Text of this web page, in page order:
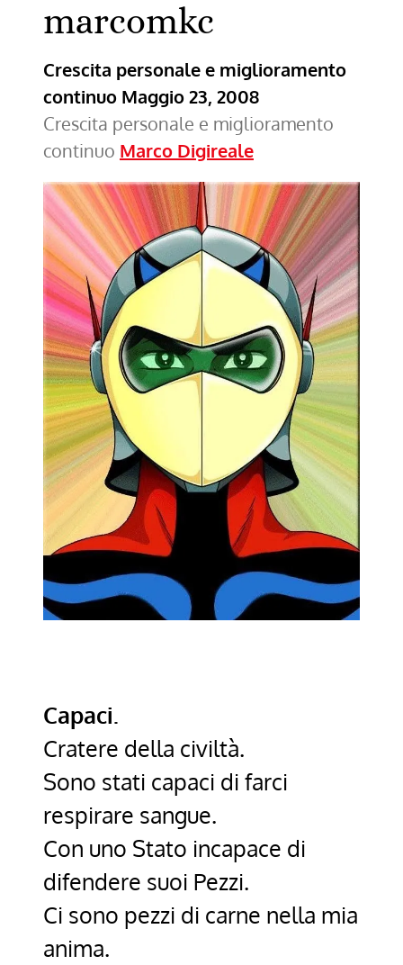
marcomkc
Crescita personale e miglioramento
continuo Maggio 23, 2008
Crescita personale e miglioramento
continuo Marco Digireale
Capaci.
Cratere della civiltà.
Sono stati capaci di farci
respirare sangue.
Con uno Stato incapace di
difendere suoi Pezzi.
Ci sono pezzi di carne nella mia
anima.